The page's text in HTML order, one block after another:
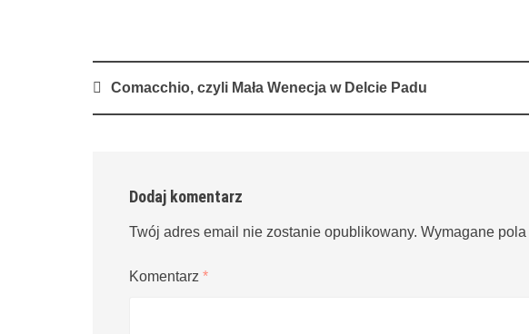
PostComacchio, czyli Mała Wenecja w Delcie Padu
Dodaj komentarz
Twój adres email nie zostanie opublikowany. Wymagane
Komentarz *